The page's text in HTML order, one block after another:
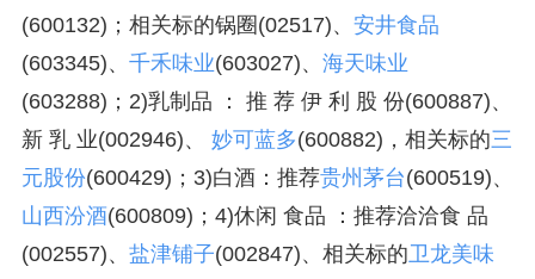
(600132)；相关标的锅圈(02517)、 安井食品
(603345)、 千禾味业(603027)、 海天味业
(603288)；2)乳制品 ： 推 荐 伊 利 股 份(600887)、
新 乳 业(002946)、 妙可蓝多(600882)，相关标的三
元股份(600429)；3)白酒：推荐贵州茅台(600519)、
山西汾酒(600809)；4)休闲 食品 ：推荐洽洽食 品
(002557)、 盐津铺子(002847)、相关标的卫龙美味